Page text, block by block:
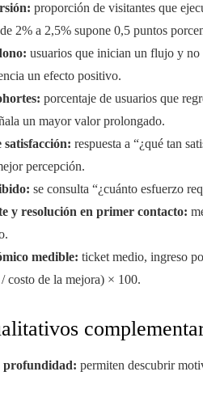
proporción de visitantes que
2% a 2,5% supone 0,5 puntos
usuarios que inician un flujo y
un efecto positivo.
porcentaje de usuarios que
un mayor valor prolongado.
respuesta a “¿qué tan
percepción.
se consulta “¿cuánto esfuerzo
y resolución en primer contacto:
medible: ticket medio, ingreso
costo de la mejora) × 100.
profundidad: permiten descubrir